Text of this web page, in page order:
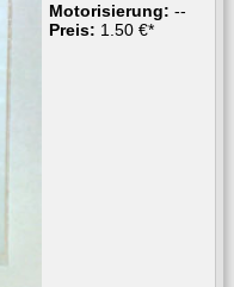
Motorisierung: --
Preis: 1.50 €*